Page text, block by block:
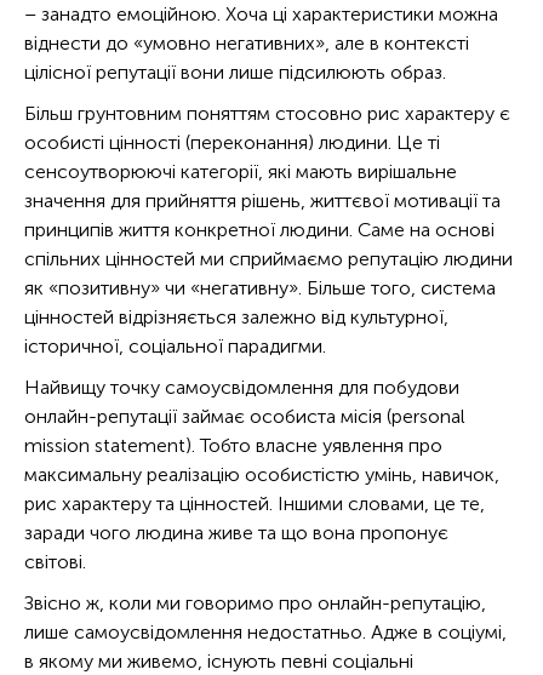
– занадто емоційною. Хоча ці характеристики можна
віднести до «умовно негативних», але в контексті
цілісної репутації вони лише підсилюють образ.
Більш грунтовним поняттям стосовно рис характеру є
особисті цінності (переконання) людини. Це ті
сенсоутворюючі категорії, які мають вирішальне
значення для прийняття рішень, життєвої мотивації та
принципів життя конкретної людини. Саме на основі
спільних цінностей ми сприймаємо репутацію людини
як «позитивну» чи «негативну». Більше того, система
цінностей відрізняється залежно від культурної,
історичної, соціальної парадигми.
Найвищу точку самоусвідомлення для побудови
онлайн-репутації займає особиста місія (personal
mission statement). Тобто власне уявлення про
максимальну реалізацію особистістю умінь, навичок,
рис характеру та цінностей. Іншими словами, це те,
заради чого людина живе та що вона пропонує
світові.
Звісно ж, коли ми говоримо про онлайн-репутацію,
лише самоусвідомлення недостатньо. Адже в соціумі,
в якому ми живемо, існують певні соціальні